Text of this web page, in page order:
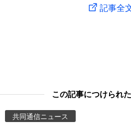
People
記事全
この記事につけられ
共同通信ニュース